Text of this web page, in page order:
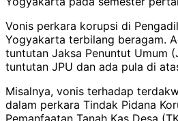
Vonis perkara korupsi di
Yogyakarta terbilang beragam.
tuntutan Jaksa Penuntut Umum
tuntutan JPU dan ada pula di
Misalnya, vonis terhadap
dalam perkara Tindak Pidana
Pemanfaatan Tanah Kas Desa